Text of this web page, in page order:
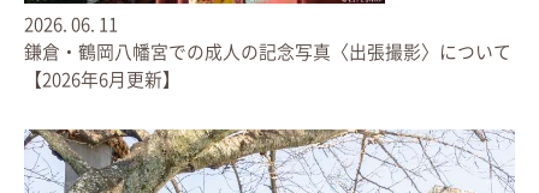
2020年5月19日（火）～2020年5月31日（日）まで
[LIFEBOOK 10ページ価格表]
2026. 06. 11
鎌倉・鶴岡八幡宮での成人の記念写真〈出張撮影〉について
【2026年6月更新】